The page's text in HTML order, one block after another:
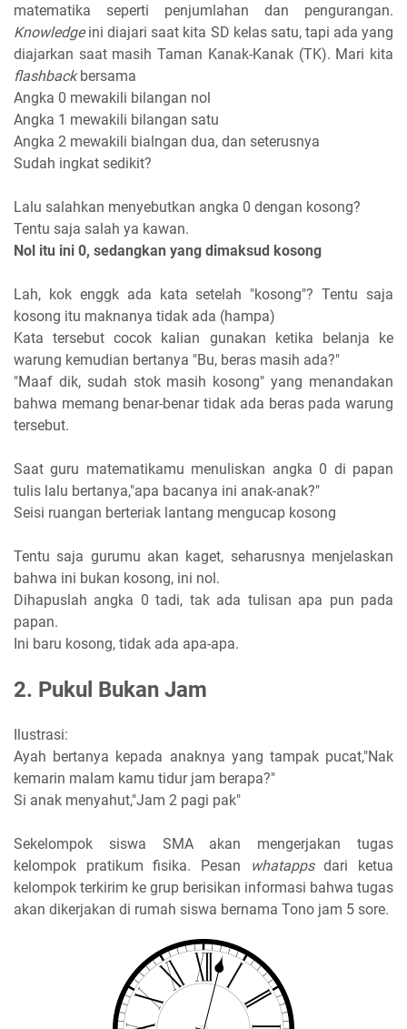
matematika seperti penjumlahan dan pengurangan.
Knowledgeini diajari saat kita SD kelas satu, tapi ada yang
diajarkan saat masih Taman Kanak-Kanak (TK). Mari kita
flashbackbersama
Angka 0 mewakili bilangan nol
Angka 1 mewakili bilangan satu
Angka 2 mewakili bialngan dua, dan seterusnya
Sudah ingkat sedikit?
Lalu salahkan menyebutkan angka 0 dengan kosong?
Tentu saja salah ya kawan.
Nol itu ini 0, sedangkan yang dimaksud kosong
Lah, kok enggk ada kata setelah "kosong"? Tentu saja
kosong itu maknanya tidak ada (hampa)
Kata tersebut cocok kalian gunakan ketika belanja ke
warung kemudian bertanya "Bu, beras masih ada?"
"Maaf dik, sudah stok masih kosong" yang menandakan
bahwa memang benar-benar tidak ada beras pada warung
tersebut.
Saat guru matematikamu menuliskan angka 0 di papan
tulis lalu bertanya,"apa bacanya ini anak-anak?"
Seisi ruangan berteriak lantang mengucap kosong
Tentu saja gurumu akan kaget, seharusnya menjelaskan
bahwa ini bukan kosong, ini nol.
Dihapuslah angka 0 tadi, tak ada tulisan apa pun pada
papan.
Ini baru kosong, tidak ada apa-apa.
2. Pukul Bukan Jam
Ilustrasi:
Ayah bertanya kepada anaknya yang tampak pucat,"Nak
kemarin malam kamu tidur jam berapa?"
Si anak menyahut,"Jam 2 pagi pak"
Sekelompok siswa SMA akan mengerjakan tugas
kelompok pratikum fisika. Pesan
whatappsdari ketua
kelompok terkirim ke grup berisikan informasi bahwa tugas
akan dikerjakan di rumah siswa bernama Tono jam 5 sore.